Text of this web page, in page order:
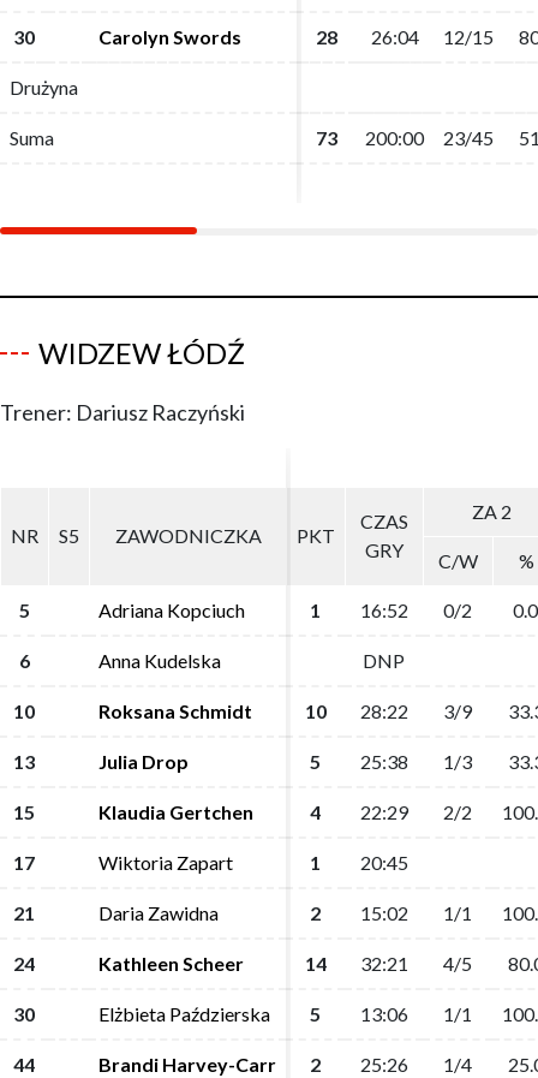
30 Carolyn Swords 28 26:04 12/15
Drużyna
Suma 73 200:00 23/45
30 Carolyn Swords 28 26:04 12/15
Drużyna
Suma 73 200:00 23/45
WIDZEW ŁÓDŹ
Trener: Dariusz Raczyński
NR S5 ZAWODNICZKA PKT
CZAS
GRY
ZA 2
C/W %
5 Adriana Kopciuch 1 16:52 0/2 0.0
6 Anna Kudelska DNP
10 Roksana Schmidt 10 28:22 3/9
13 Julia Drop 5 25:38 1/3
15 Klaudia Gertchen 4 22:29 2/2
17 Wiktoria Zapart 1 20:45
21 Daria Zawidna 2 15:02 1/1
24 Kathleen Scheer 14 32:21 4/5
30 Elżbieta Paździerska 5 13:06 1/1
44 Brandi Harvey-Carr 2 25:26 1/4
NR S5 ZAWODNICZKA PKT
CZAS
GRY
ZA 2
C/W %
5 Adriana Kopciuch 1 16:52 0/2 0.0
6 Anna Kudelska DNP
10 Roksana Schmidt 10 28:22 3/9
13 Julia Drop 5 25:38 1/3
15 Klaudia Gertchen 4 22:29 2/2
17 Wiktoria Zapart 1 20:45
21 Daria Zawidna 2 15:02 1/1
24 Kathleen Scheer 14 32:21 4/5
30 Elżbieta Paździerska 5 13:06 1/1
44 Brandi Harvey-Carr 2 25:26 1/4